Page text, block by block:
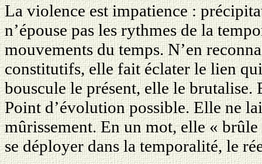
La violence est impatience :
n’épouse pas les rythmes de la
mouvements du temps. N’en
constitutifs, elle fait éclater le lien
bouscule le présent, elle le brutalise.
Point d’évolution possible. Elle ne
mûrissement. En un mot, elle «
se déployer dans la temporalité, le